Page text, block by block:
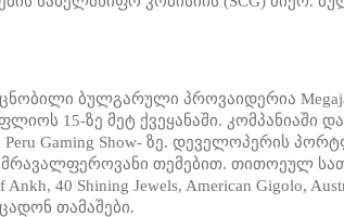
ბულგარული პროვაიდერია
15-ზე მეტ ქვეყანაში. კომპანიაში
Peru Gaming Show- ზე. დეველოპერის
თემებით. თითოეულ
40 Shining Jewels, American Gigolo,
თამაშები.